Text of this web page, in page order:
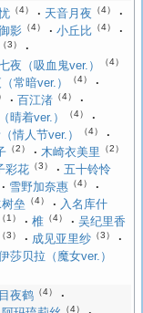
（4） 天音月夜 （4）
影 （4） 小丘比 （4）
（3）
夜（吸血鬼ver.） （4）
常暗ver.） （4）
百江渚 （4）
晴着ver.） （4）
情人节ver.） （4）
（2） 木崎衣美里 （2）
彩花 （3） 五十铃怜
雪野加奈惠 （4）
垒 （4） 入名库什
（1） 椎 （4） 吴纪里香
（3） 成见亚里纱 （3）
莎贝拉（魔女ver.）
夜鹤 （4）
（4）